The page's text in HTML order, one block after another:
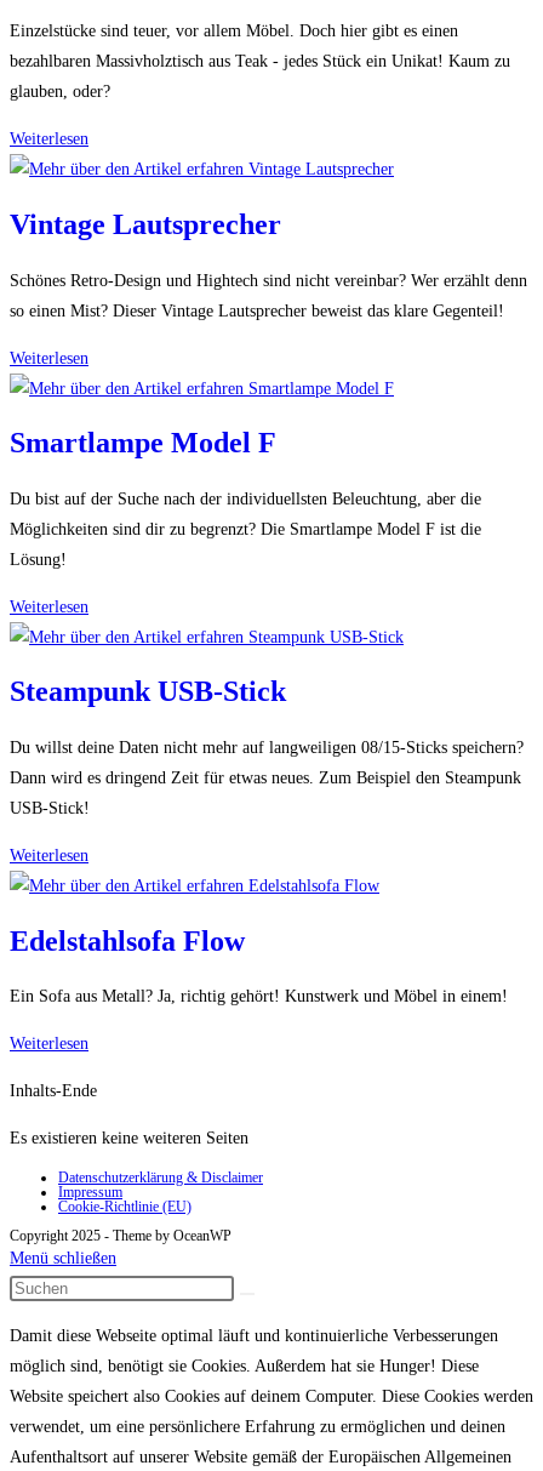
Einzelstücke sind teuer, vor allem Möbel. Doch hier gibt es einen
bezahlbaren Massivholztisch aus Teak - jedes Stück ein Unikat! Kaum zu
glauben, oder?
Weiterlesen
Vintage Lautsprecher
Schönes Retro-Design und Hightech sind nicht vereinbar? Wer erzählt denn
so einen Mist? Dieser Vintage Lautsprecher beweist das klare Gegenteil!
Weiterlesen
Lautsprecher
Smartlampe Model F
Du bist auf der Suche nach der individuellsten Beleuchtung, aber die
Möglichkeiten sind dir zu begrenzt? Die Smartlampe Model F ist die
Lösung!
Weiterlesen
Model
Steampunk USB-Stick
Du willst deine Daten nicht mehr auf langweiligen 08/15-Sticks speichern?
Dann wird es dringend Zeit für etwas neues. Zum Beispiel den Steampunk
USB-Stick!
Weiterlesen
USB-
Edelstahlsofa Flow
Ein Sofa aus Metall? Ja, richtig gehört! Kunstwerk und Möbel in einem!
Weiterlesen
Inhalts-Ende
Es existieren keine weiteren Seiten
Datenschutzerklärung & Disclaimer
Impressum
Cookie-Richtlinie (EU)
Copyright 2025 - Theme by OceanWP
Menü schließen
Damit diese Webseite optimal läuft und kontinuierliche Verbesserungen
möglich sind, benötigt sie Cookies. Außerdem hat sie Hunger! Diese
Website speichert also Cookies auf deinem Computer. Diese Cookies werden
verwendet, um eine persönlichere Erfahrung zu ermöglichen und deinen
Aufenthaltsort auf unserer Website gemäß der Europäischen Allgemeinen